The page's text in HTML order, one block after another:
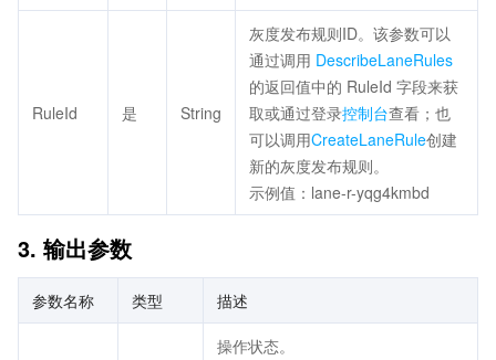
RuleId 是 String
灰度发布规则ID。该参数可以
通过调用 DescribeLaneRules
的返回值中的 RuleId 字段来获
取或通过登录控制台查看；也
可以调用CreateLaneRule创建
新的灰度发布规则。
示例值：lane-r-yqg4kmbd
3. 输出参数
参数名称 类型 描述
操作状态。